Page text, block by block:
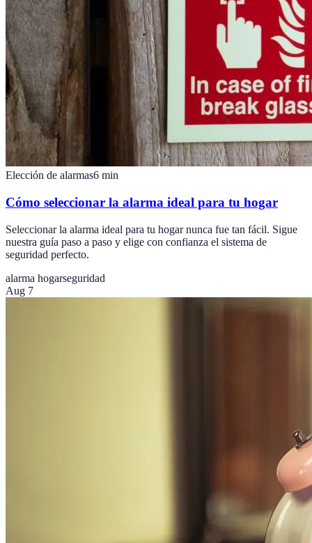
Elección de alarmas6 min
Cómo seleccionar la alarma ideal para tu hogar
Seleccionar la alarma ideal para tu hogar nunca fue tan fácil. Sigue
nuestra guía paso a paso y elige con confianza el sistema de
seguridad perfecto.
alarma hogarseguridad
Aug 7